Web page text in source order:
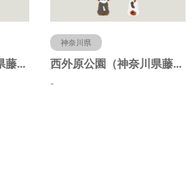
昭和台公園（神奈川県藤沢市）
神奈川県
西外原公園（神奈川県藤沢市）
-